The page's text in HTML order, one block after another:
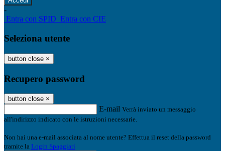
-
Entra con SPID Entra con CIE
Seleziona utente
button close ×
Recupero password
button close ×
E-mail Verrà inviato un messaggio
all'indirizzo indicato con le istruzioni necessarie.
Non hai una e-mail associata al nome utente? Effettua il reset della password
tramite la Login Spaggiari